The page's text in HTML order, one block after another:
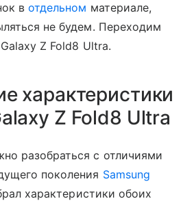
вотдельном материале,
не будем. Переходим
Z Fold8 Ultra.
характеристики
Z Fold8 Ultra
разобраться с отличиями
поколения Samsung
характеристики обоих